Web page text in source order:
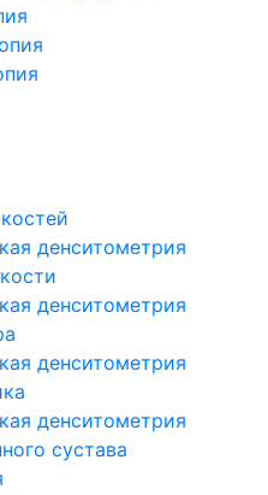
денситометрия
денситометрия
денситометрия
денситометрия
сустава